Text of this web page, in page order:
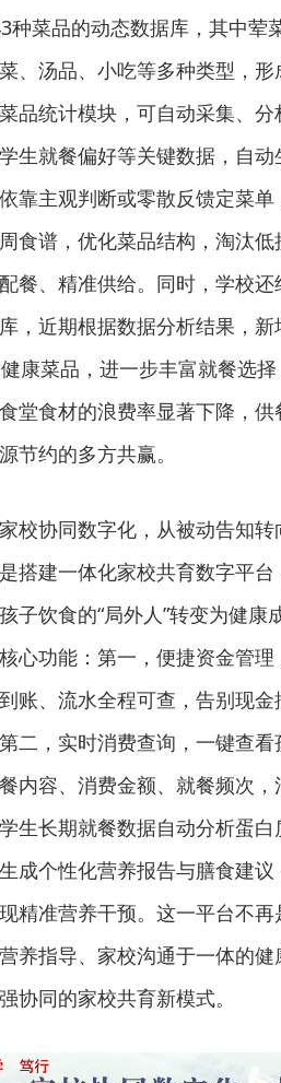
种菜品的动态数据库，其中荤
、汤品、小吃等多种类型，
品统计模块，可自动采集、
生就餐偏好等关键数据，自
靠主观判断或零散反馈定菜
食谱，优化菜品结构，淘汰
餐、精准供给。同时，学校
，近期根据数据分析结果，
康菜品，进一步丰富就餐选
堂食材的浪费率显著下降，
节约的多方共赢。
校协同数字化，从被动告知
搭建一体化家校共育数字平
子饮食的“局外人”转变为健康
心功能：第一，便捷资金管
账、流水全程可查，告别现
二，实时消费查询，一键查
内容、消费金额、就餐频次
生长期就餐数据自动分析蛋
成个性化营养报告与膳食建
精准营养干预。这一平台不
养指导、家校沟通于一体的
协同的家校共育新模式。